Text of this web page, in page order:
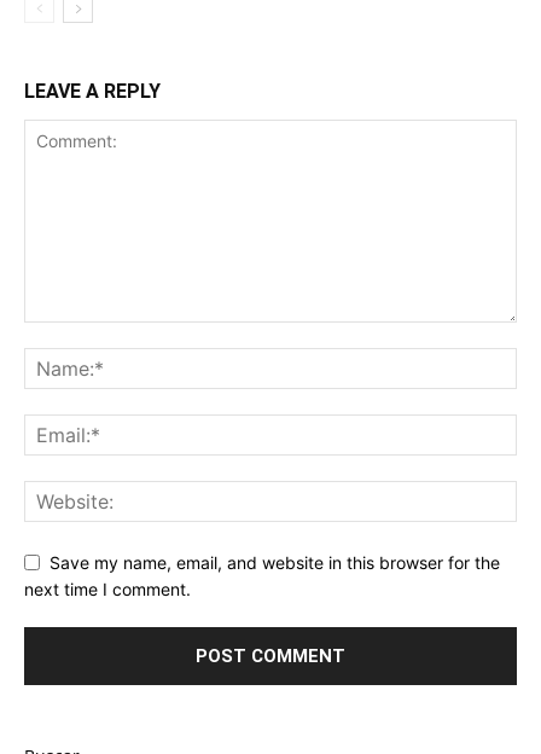
LEAVE A REPLY
Save my name, email, and website in this browser for the
next time I comment.